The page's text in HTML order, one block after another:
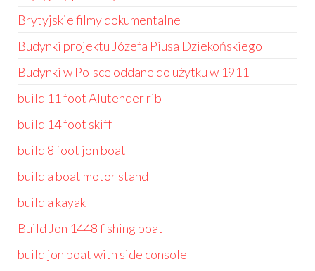
Brytyjskie filmy dokumentalne
Budynki projektu Józefa Piusa Dziekońskiego
Budynki w Polsce oddane do użytku w 1911
build 11 foot Alutender rib
build 14 foot skiff
build 8 foot jon boat
build a boat motor stand
build a kayak
Build Jon 1448 fishing boat
build jon boat with side console